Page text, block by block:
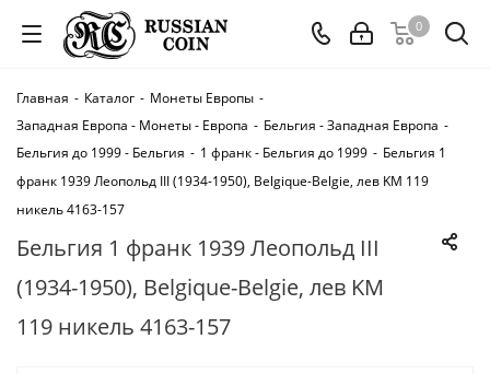
0
Главная - Каталог - Монеты Европы -
Западная Европа - Монеты - Европа - Бельгия - Западная Европа -
Бельгия до 1999 - Бельгия - 1 франк - Бельгия до 1999 - Бельгия 1
франк 1939 Леопольд III (1934-1950), Belgique-Belgie, лев KM 119
никель 4163-157
Бельгия 1 франк 1939 Леопольд III
(1934-1950), Belgique-Belgie, лев KM
119 никель 4163-157